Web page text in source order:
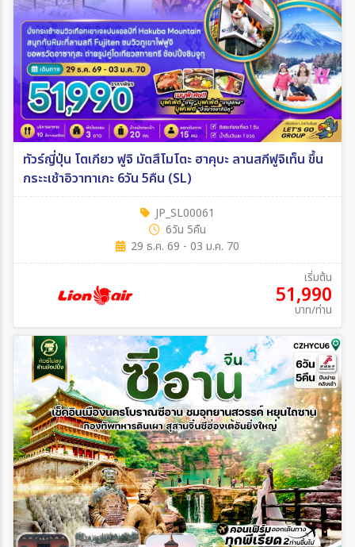
ทัวร์ญี่ปุ่น โตเกียว ฟูจิ มัตสึโมโตะ ฮาคุบะ ลานสกีฟูจิเท็น ขึ้น
กระะเช้าอิวาทาเกะ 6วัน 5คืน (SL)
JP_SL00061
6วัน 5คืน
29 ธ.ค. 69 - 03 ม.ค. 70
เริ่มต้น
51,990
บาท/ท่าน